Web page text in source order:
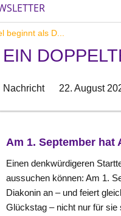
beginnt als D...
EIN
Nachricht 22. August
Am 1. September
Einen denkwürdigeren
aussuchen können: Am 1.
Diakonin an – und feiert
Glückstag – nicht nur für sie